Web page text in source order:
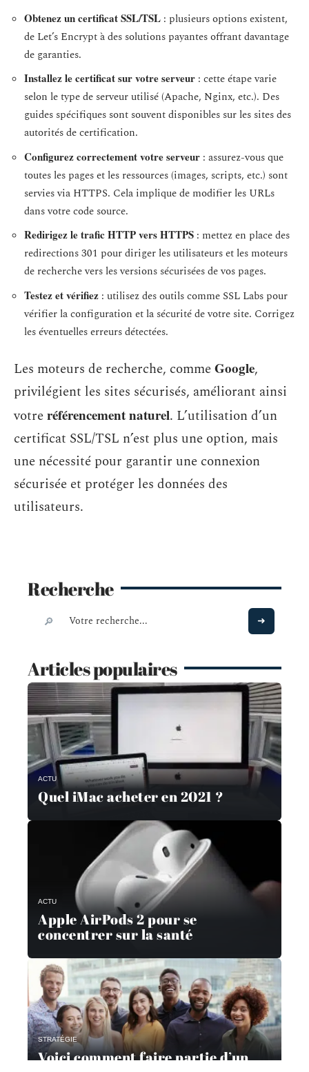
Obtenez un certificat SSL/TSL : plusieurs options existent,
de Let’s Encrypt à des solutions payantes offrant davantage
de garanties.
Installez le certificat sur votre serveur : cette étape varie
selon le type de serveur utilisé (Apache, Nginx, etc.). Des
guides spécifiques sont souvent disponibles sur les sites des
autorités de certification.
Configurez correctement votre serveur : assurez-vous que
toutes les pages et les ressources (images, scripts, etc.) sont
servies via HTTPS. Cela implique de modifier les URLs
dans votre code source.
Redirigez le trafic HTTP vers HTTPS : mettez en place des
redirections 301 pour diriger les utilisateurs et les moteurs
de recherche vers les versions sécurisées de vos pages.
Testez et vérifiez : utilisez des outils comme SSL Labs pour
vérifier la configuration et la sécurité de votre site. Corrigez
les éventuelles erreurs détectées.
Les moteurs de recherche, commeGoogle,
privilégient les sites sécurisés, améliorant ainsi
votreréférencement naturel. L’utilisation d’un
certificat SSL/TSL n’est plus une option, mais
une nécessité pour garantir une connexion
sécurisée et protéger les données des
utilisateurs.
Recherche
Articles populaires
ACTU
Quel iMac acheter en 2021 ?
ACTU
Apple AirPods 2 pour se
concentrer sur la santé
STRATÉGIE
Voici comment faire partie d’un